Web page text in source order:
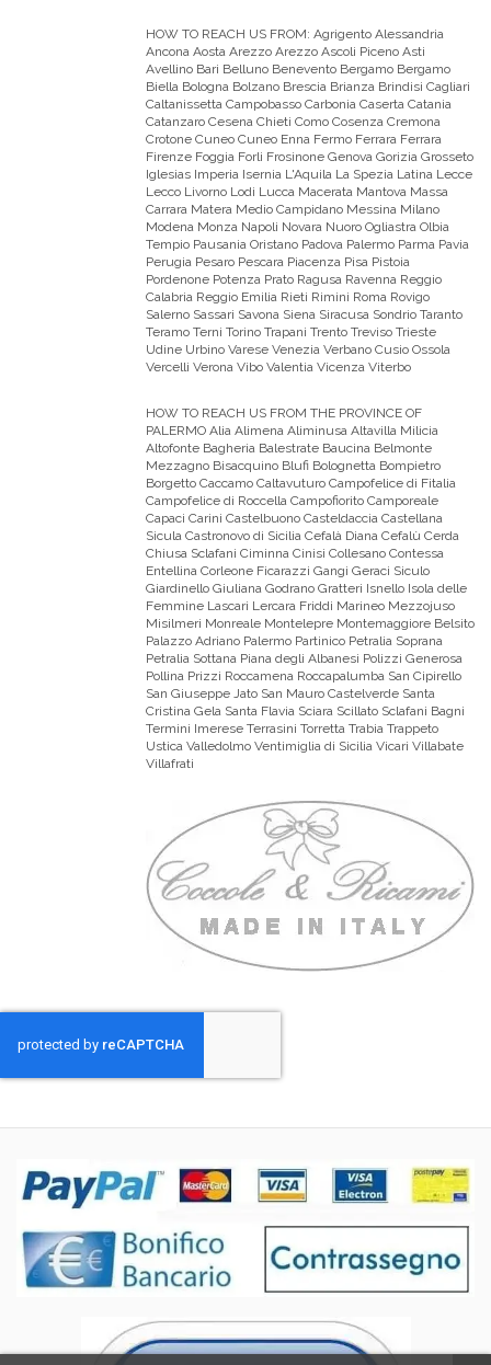
HOW TO REACH US FROM: Agrigento Alessandria
Ancona Aosta Arezzo Arezzo Ascoli Piceno Asti
Avellino Bari Belluno Benevento Bergamo Bergamo
Biella Bologna Bolzano Brescia Brianza Brindisi Cagliari
Caltanissetta Campobasso Carbonia Caserta Catania
Catanzaro Cesena Chieti Como Cosenza Cremona
Crotone Cuneo Cuneo Enna Fermo Ferrara Ferrara
Firenze Foggia Forli Frosinone Genova Gorizia Grosseto
Iglesias Imperia Isernia L'Aquila La Spezia Latina Lecce
Lecco Livorno Lodi Lucca Macerata Mantova Massa
Carrara Matera Medio Campidano Messina Milano
Modena Monza Napoli Novara Nuoro Ogliastra Olbia
Tempio Pausania Oristano Padova Palermo Parma Pavia
Perugia Pesaro Pescara Piacenza Pisa Pistoia
Pordenone Potenza Prato Ragusa Ravenna Reggio
Calabria Reggio Emilia Rieti Rimini Roma Rovigo
Salerno Sassari Savona Siena Siracusa Sondrio Taranto
Teramo Terni Torino Trapani Trento Treviso Trieste
Udine Urbino Varese Venezia Verbano Cusio Ossola
Vercelli Verona Vibo Valentia Vicenza Viterbo
HOW TO REACH US FROM THE PROVINCE OF
PALERMO Alia Alimena Aliminusa Altavilla Milicia
Altofonte Bagheria Balestrate Baucina Belmonte
Mezzagno Bisacquino Blufi Bolognetta Bompietro
Borgetto Caccamo Caltavuturo Campofelice di Fitalia
Campofelice di Roccella Campofiorito Camporeale
Capaci Carini Castelbuono Casteldaccia Castellana
Sicula Castronovo di Sicilia Cefalà Diana Cefalù Cerda
Chiusa Sclafani Ciminna Cinisi Collesano Contessa
Entellina Corleone Ficarazzi Gangi Geraci Siculo
Giardinello Giuliana Godrano Gratteri Isnello Isola delle
Femmine Lascari Lercara Friddi Marineo Mezzojuso
Misilmeri Monreale Montelepre Montemaggiore Belsito
Palazzo Adriano Palermo Partinico Petralia Soprana
Petralia Sottana Piana degli Albanesi Polizzi Generosa
Pollina Prizzi Roccamena Roccapalumba San Cipirello
San Giuseppe Jato San Mauro Castelverde Santa
Cristina Gela Santa Flavia Sciara Scillato Sclafani Bagni
Termini Imerese Terrasini Torretta Trabia Trappeto
Ustica Valledolmo Ventimiglia di Sicilia Vicari Villabate
Villafrati